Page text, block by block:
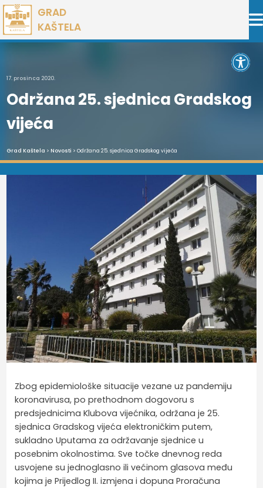
Preskoči
na
sadržaj
GRAD
KAŠTELA
17. prosinca 2020.
Održana 25. sjednica Gradskog
vijeća
Grad Kaštela > Novosti > Održana 25. sjednica Gradskog vijeća
Zbog epidemiološke situacije vezane uz pandemiju
koronavirusa, po prethodnom dogovoru s
predsjednicima Klubova vijećnika, održana je 25.
sjednica Gradskog vijeća elektroničkim putem,
sukladno Uputama za održavanje sjednice u
posebnim okolnostima. Sve točke dnevnog reda
usvojene su jednoglasno ili većinom glasova među
kojima je Prijedlog II. izmjena i dopuna Proračuna